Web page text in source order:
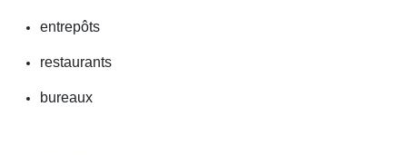
entrepôts
restaurants
bureaux